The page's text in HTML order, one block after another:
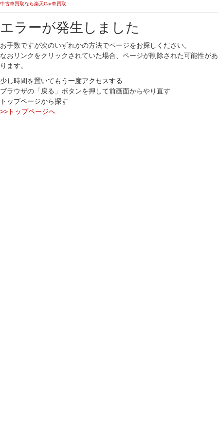
中古車買取なら楽天Car車買取
エラーが発生しました
お手数ですが次のいずれかの方法でページをお探しください。
なおリンクをクリックされていた場合、ページが削除された可能性があ
ります。
少し時間を置いてもう一度アクセスする
ブラウザの「戻る」ボタンを押して前画面からやり直す
トップページから探す
>>トップページへ